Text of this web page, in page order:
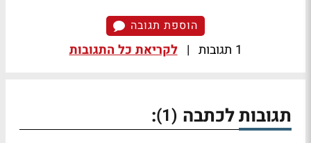
הוספת תגובה
1 תגובות | לקריאת כל התגובות
תגובות לכתבה (1)
: